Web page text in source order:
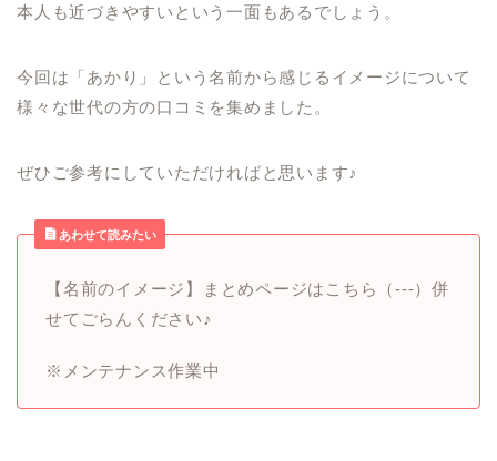
本人も近づきやすいという一面もあるでしょう。
今回は「あかり」という名前から感じるイメージについて
様々な世代の方の口コミを集めました。
ぜひご参考にしていただければと思います♪
あわせて読みたい
【名前のイメージ】まとめページはこちら（‐‐‐）併
せてごらんください♪
※メンテナンス作業中